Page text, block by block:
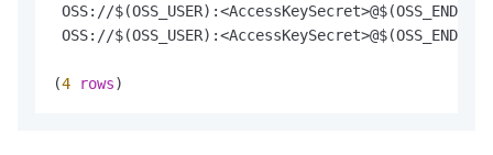
OSS: //$(OSS_USER):<AccessKeySecret>
OSS: //$(OSS_USER):<AccessKeySecret>
(4 rows)